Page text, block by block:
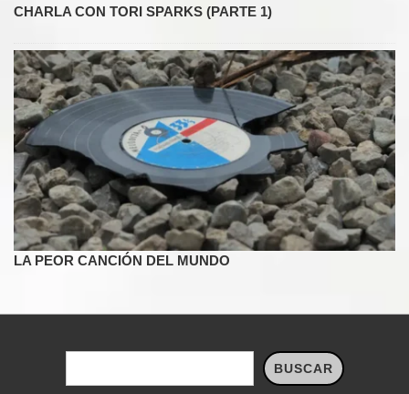
CHARLA CON TORI SPARKS (PARTE 1)
LA PEOR CANCIÓN DEL MUNDO
BUSCAR